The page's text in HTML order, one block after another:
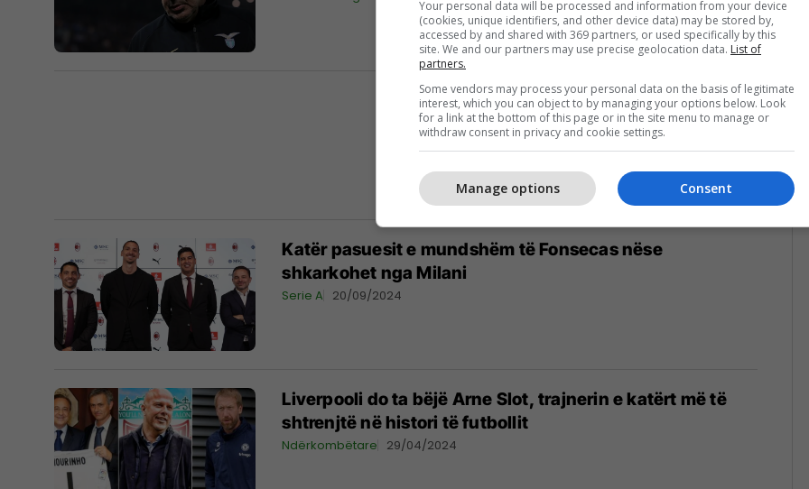
Katër pasuesit e mundshëm të Fonsecas nëse
shkarkohet nga Milani
Serie A 20/09/2024
Liverpooli do ta bëjë Arne Slot, trajnerin e katërt më të
shtrenjtë në histori të futbollit
Ndërkombëtare 29/04/2024
Your personal data will be processed and information from your device
(cookies, unique identifiers, and other device data) may be stored by,
accessed by and shared with 369 partners, or used specifically by this
site. We and our partners may use precise geolocation data. List of
partners.
Some vendors may process your personal data on the basis of legitimate
interest, which you can object to by managing your options below. Look
for a link at the bottom of this page or in the site menu to manage or
withdraw consent in privacy and cookie settings.
Consent
Manage options